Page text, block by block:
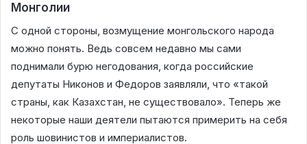
Монголии
С одной стороны, возмущение монгольского народа
можно понять. Ведь совсем недавно мы сами
поднимали бурю негодования, когда российские
депутаты Никонов и Федоров заявляли, что «такой
страны, как Казахстан, не существовало». Теперь же
некоторые наши деятели пытаются примерить на себя
роль шовинистов и империалистов.